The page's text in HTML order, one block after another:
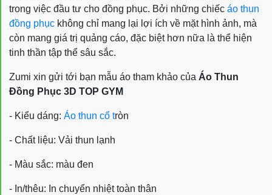
trong việc đầu tư cho đồng phục. Bởi những chiếc áo thun
đồng phục không chỉ mang lại lợi ích về mặt hình ảnh, mà
còn mang giá trị quảng cáo, đặc biệt hơn nữa là thể hiện
tinh thần tập thể sâu sắc.
Zumi xin gửi tới bạn mẫu áo tham khảo của Áo Thun
Đồng Phục 3D TOP GYM
- Kiểu dáng: Áo thun cổ tròn
- Chất liệu: Vải thun lạnh
- Màu sắc: màu đen
- In/thêu: In chuyển nhiệt toàn thân